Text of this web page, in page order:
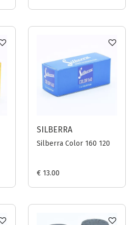
SILBERRA
Silberra Color 160 120
€ 13.00